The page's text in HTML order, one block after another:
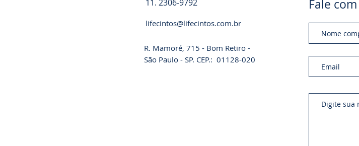
11. 2306-9792
lifecintos@lifecintos.com.br
R. Mamoré, 715 - Bom Retiro -
São Paulo - SP. CEP.: 01128-020
Fale